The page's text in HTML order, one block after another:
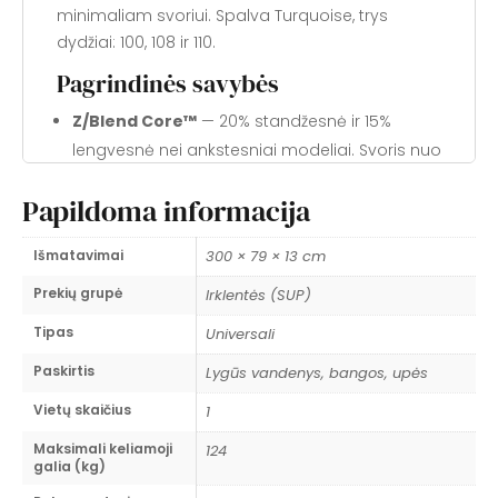
minimaliam svoriui. Spalva Turquoise, trys
dydžiai: 100, 108 ir 110.
Pagrindinės savybės
Z/Blend Core™ — 20% standžesnė ir 15%
lengvesnė nei ankstesniai modeliai. Svoris nuo
Iki 20 PSI slėgio— vieno kambario
konstrukcija su dviasluoksnėmis sienelėmis.
Bravo vožtuvas — kompaktiškas dizainas,
leidžiantis irklentę susukti kompaktiškiau.
QuickClick™ pelekų sistema
keičiami pelekų moduliai skirtingiems
vandenims.
4 tvirtinimo taškai
virvelių sistemai; 1 nerūdijančio plieno D-žiedas
uodegoje dirželiui.
Papildoma informacija
Išmatavimai 300 × 79 × 13 cm
Prekių grupė Irklentės (SUP)
Tipas Universali
Paskirtis Lygūs vandenys, bangos, upės
Vietų skaičius 1
Maksimali keliamoji
galia (kg)
124